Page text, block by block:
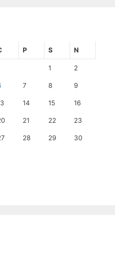
P S N
1 2
7 8 9
14 15 16
21 22 23
28 29 30